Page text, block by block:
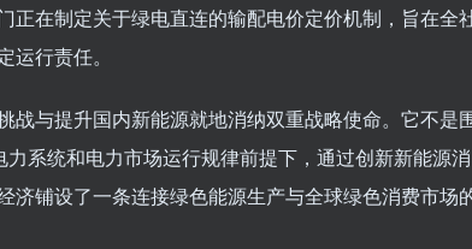
正在制定关于绿电直连的输配电价定价机制，旨在全
行责任。
与提升国内新能源就地消纳双重战略使命。它不是
系统和电力市场运行规律前提下，通过创新新能源消
铺设了一条连接绿色能源生产与全球绿色消费市场